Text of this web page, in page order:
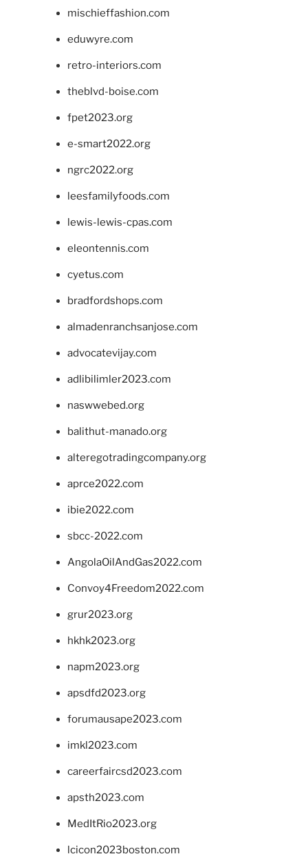
mischieffashion.com
eduwyre.com
retro-interiors.com
theblvd-boise.com
fpet2023.org
e-smart2022.org
ngrc2022.org
leesfamilyfoods.com
lewis-lewis-cpas.com
eleontennis.com
cyetus.com
bradfordshops.com
almadenranchsanjose.com
advocatevijay.com
adlibilimler2023.com
naswwebed.org
balithut-manado.org
alteregotradingcompany.org
aprce2022.com
ibie2022.com
sbcc-2022.com
AngolaOilAndGas2022.com
Convoy4Freedom2022.com
grur2023.org
hkhk2023.org
napm2023.org
apsdfd2023.org
forumausape2023.com
imkl2023.com
careerfaircsd2023.com
apsth2023.com
MedItRio2023.org
lcicon2023boston.com